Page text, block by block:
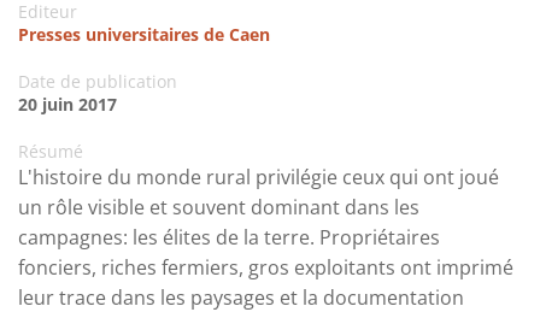
Editeur
Presses universitaires de Caen
Date de publication
20 juin 2017
Résumé
L'histoire du monde rural privilégie ceux qui ont joué
un rôle visible et souvent dominant dans les
campagnes: les élites de la terre. Propriétaires
fonciers, riches fermiers, gros exploitants ont imprimé
leur trace dans les paysages et la documentation